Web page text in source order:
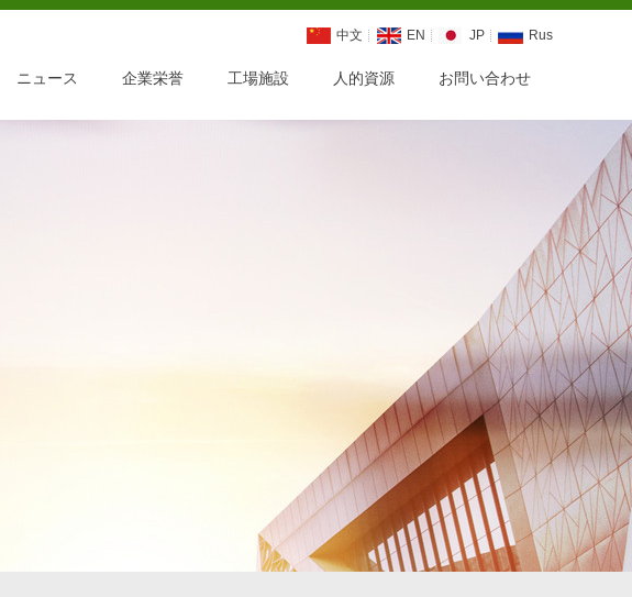
中文 EN JP Rus
ニュース 企業栄誉 工場施設 人的資源 お問い合わせ